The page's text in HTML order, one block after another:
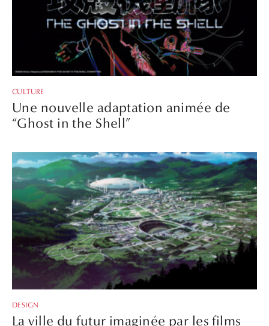
CULTURE
Une nouvelle adaptation animée de
“Ghost in the Shell”
DESIGN
La ville du futur imaginée par les films